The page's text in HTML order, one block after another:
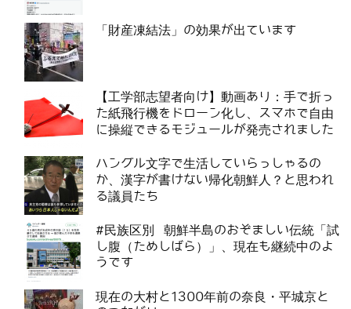
「財産凍結法」の効果が出ています
【工学部志望者向け】動画あり：手で折っ
た紙飛行機をドローン化し、スマホで自由
に操縦できるモジュールが発売されました
ハングル文字で生活していらっしゃるの
か、漢字が書けない帰化朝鮮人？と思われ
る議員たち
#民族区別 朝鮮半島のおぞましい伝統「試
し腹（ためしばら）」、現在も継続中のよ
うです
現在の大村と1300年前の奈良・平城京と